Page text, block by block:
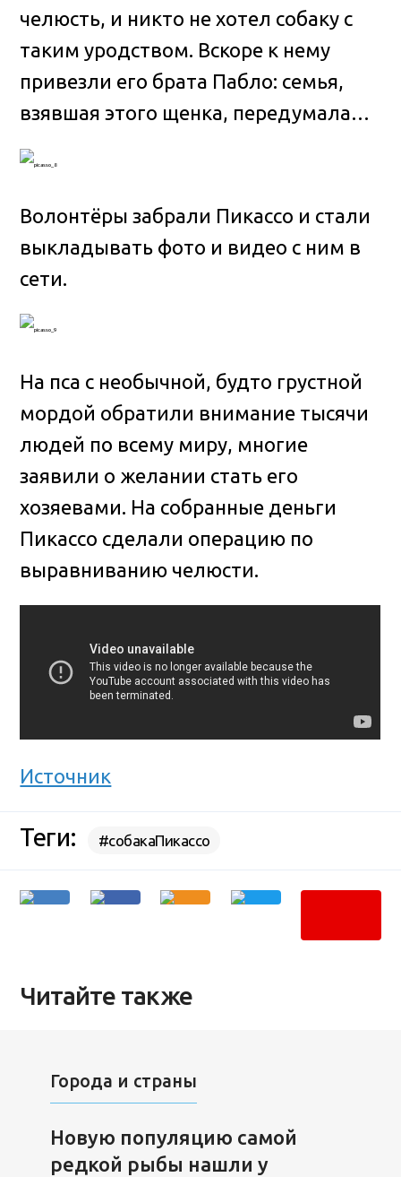
челюсть, и никто не хотел собаку с
таким уродством. Вскоре к нему
привезли его брата Пабло: семья,
взявшая этого щенка, передумала…
Волонтёры забрали Пикассо и стали
выкладывать фото и видео с ним в
сети.
На пса с необычной, будто грустной
мордой обратили внимание тысячи
людей по всему миру, многие
заявили о желании стать его
хозяевами. На собранные деньги
Пикассо сделали операцию по
выравниванию челюсти.
Источник
Теги: #собакаПикассо
Читайте также
Города и страны
Новую популяцию самой
редкой рыбы нашли у